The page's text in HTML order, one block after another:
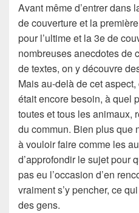
Avant même d’entrer dans
de couverture et la
pour l’ultime et la 3e de
nombreuses anecdotes de
de textes, on y découvre
Mais au-delà de cet
était encore besoin, à quel
toutes et tous les animaux,
du commun. Bien plus que
à vouloir faire comme les
d’approfondir le sujet pour
pas eu l’occasion d’en
vraiment s’y pencher, ce
des gens.